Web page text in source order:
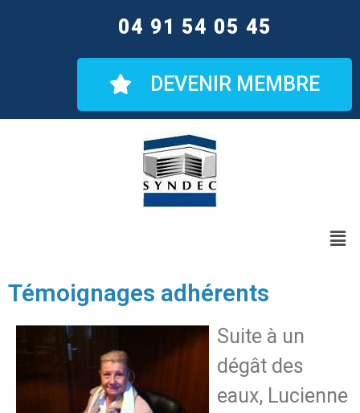
04 91 54 05 45
DEVENIR MEMBRE
Témoignages adhérents
Suite à un
dégât des
eaux, Lucienne